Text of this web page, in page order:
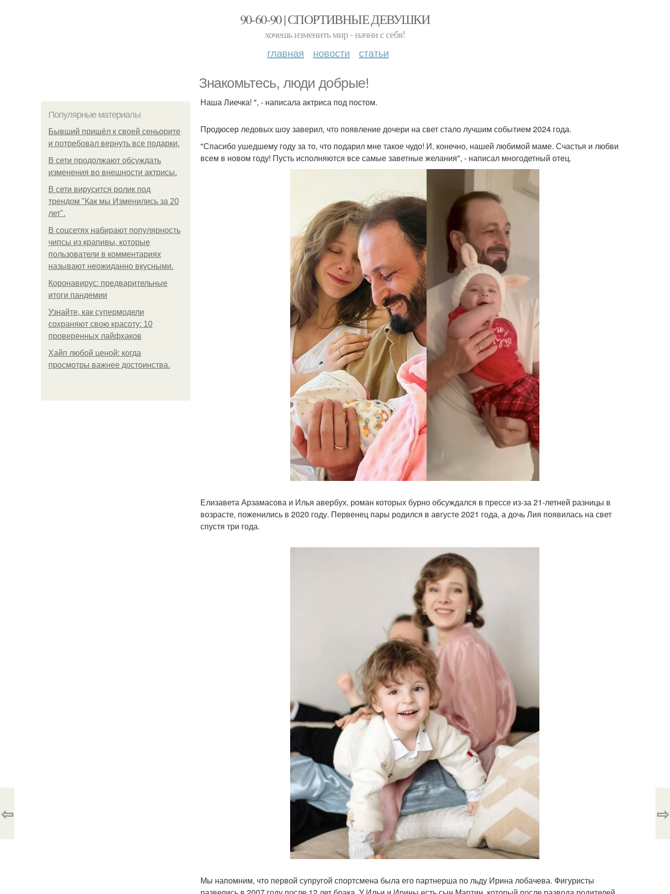
90-60-90 | СПОРТИВНЫЕ ДЕВУШКИ
хочешь изменить мир - начни с себя!
главная новости статьи
Знакомьтесь, люди добрые!
Популярные материалы
Бывший пришёл к своей сеньорите
и потребовал вернуть все подарки.
В сети продолжают обсуждать
изменения во внешности актрисы.
В сети вирусится ролик под
трендом "Как мы Изменились за 20
лет".
В соцсетях набирают популярность
чипсы из крапивы, которые
пользователи в комментариях
называют неожиданно вкусными.
Коронавирус: предварительные
итоги пандемии
Узнайте, как супермодели
сохраняют свою красоту: 10
проверенных лайфхаков
Хайп любой ценой: когда
просмотры важнее достоинства.
Наша Лиечка! ", - написала актриса под постом.
Продюсер ледовых шоу заверил, что появление дочери на свет стало лучшим событием 2024 года.
"Спасибо ушедшему году за то, что подарил мне такое чудо! И, конечно, нашей любимой маме. Счастья и любви
всем в новом году! Пусть исполняются все самые заветные желания", - написал многодетный отец.
Елизавета Арзамасова и Илья авербух, роман которых бурно обсуждался в прессе из-за 21-летней разницы в
возрасте, поженились в 2020 году. Первенец пары родился в августе 2021 года, а дочь Лия появилась на свет
спустя три года.
Мы напомним, что первой супругой спортсмена была его партнерша по льду Ирина лобачева. Фигуристы
⇦ ⇨